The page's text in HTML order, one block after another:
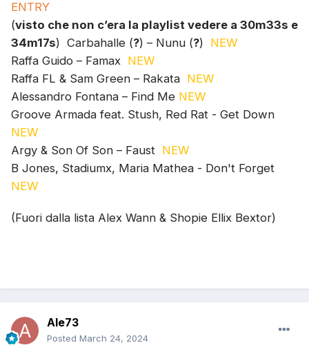
ENTRY
(visto che non c’era la playlist vedere a 30m33s e
34m17s) Carbahalle (?) – Nunu (?) NEW
Raffa Guido – Famax NEW
Raffa FL & Sam Green – Rakata NEW
Alessandro Fontana – Find Me NEW
Groove Armada feat. Stush, Red Rat - Get Down
NEW
Argy & Son Of Son – Faust NEW
B Jones, Stadiumx, Maria Mathea - Don't Forget
NEW
(Fuori dalla lista Alex Wann & Shopie Ellix Bextor)
Ale73
Posted March 24, 2024